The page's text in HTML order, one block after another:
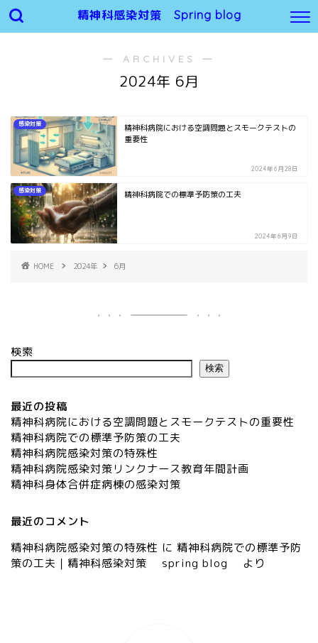
精神科感染対策 Spring blog
― ARCHIVES ―
2024年 6月
感染対策
精神科病院における空調問題とスモークテストの
重要性
2024年6月28日
感染対策 精神科病院での標準予防策の工夫
2024年6月9日
HOME 2024年 6月
検索
検索
最近の投稿
精神科病院における空調問題とスモークテストの重要性
精神科病院での標準予防策の工夫
精神科病院感染対策の特殊性
精神科病院感染対策リンクナース教育年間計画
精神科身体合併症病棟の感染対策
最近のコメント
精神科病院感染対策の特殊性 に 精神科病院での標準予防
策の工夫｜精神科感染対策 spring blog
より